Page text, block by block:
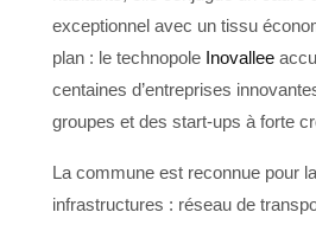
exceptionnel avec un tissu
plan : le technopole Inovallee
centaines d’entreprises
groupes et des start-ups à forte
La commune est reconnue pour
infrastructures : réseau de